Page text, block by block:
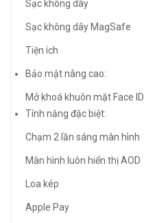
Sạc không dây
Sạc không dây MagSafe
Tiện ích
Bảo mật nâng cao:
Mở khoá khuôn mặt Face ID
Tính năng đặc biệt:
Chạm 2 lần sáng màn hình
Màn hình luôn hiển thị AOD
Loa kép
Apple Pay